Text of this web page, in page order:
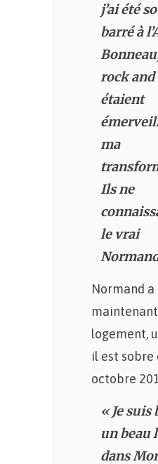
j’ai été
barré à
rock
étaient
ma
Ils ne
le vrai
Normand a
logement,
il est sobre
octobre
« Je suis
un beau
dans